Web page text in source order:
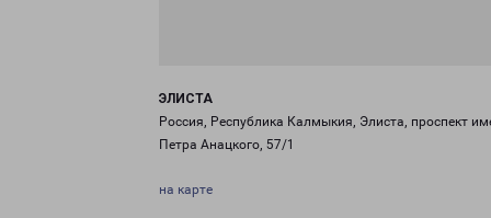
ЭЛИСТА
Россия, Республика Калмыкия, Элиста, проспект
Петра Анацкого, 57/1
на карте